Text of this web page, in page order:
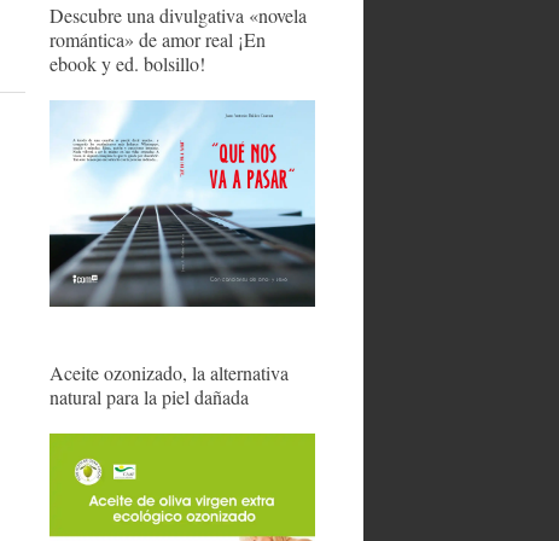
Descubre una divulgativa «novela
romántica» de amor real ¡En
ebook y ed. bolsillo!
Aceite ozonizado, la alternativa
natural para la piel dañada